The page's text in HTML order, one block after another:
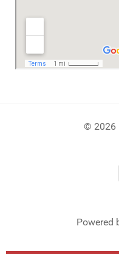
© 2026
Powered